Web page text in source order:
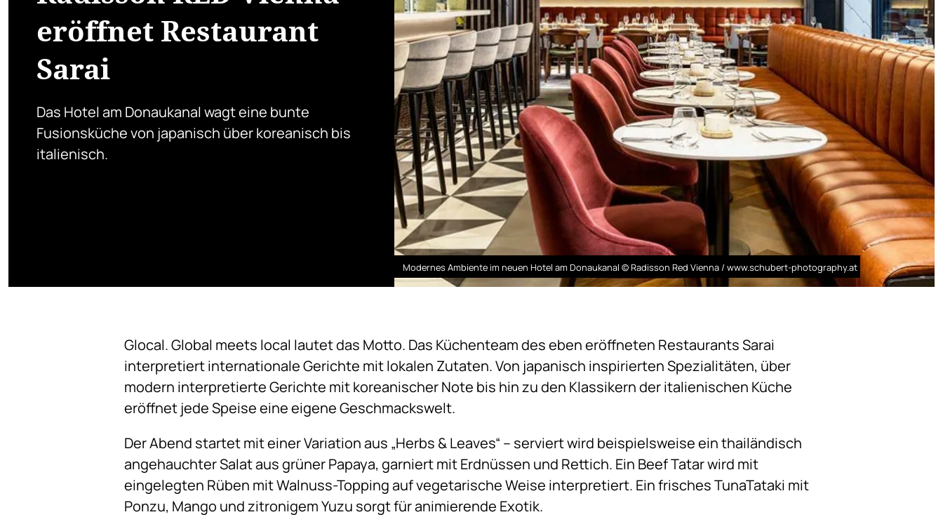
eröffnet Restaurant
Sarai
Das Hotel am Donaukanal wagt eine bunte
Fusionsküche von japanisch über koreanisch bis
italienisch.
Modernes Ambiente im neuen Hotel am Donaukanal © Radisson Red Vienna / www.schubert-photography.at
Glocal. Global meets local lautet das Motto. Das Küchenteam des eben eröffneten Restaurants Sarai
interpretiert internationale Gerichte mit lokalen Zutaten. Von japanisch inspirierten Spezialitäten, über
modern interpretierte Gerichte mit koreanischer Note bis hin zu den Klassikern der italienischen Küche
eröffnet jede Speise eine eigene Geschmackswelt.
Der Abend startet mit einer Variation aus „Herbs & Leaves“ – serviert wird beispielsweise ein thailändisch
angehauchter Salat aus grüner Papaya, garniert mit Erdnüssen und Rettich. Ein Beef Tatar wird mit
eingelegten Rüben mit Walnuss-Topping auf vegetarische Weise interpretiert. Ein frisches TunaTataki mit
Ponzu, Mango und zitronigem Yuzu sorgt für animierende Exotik.